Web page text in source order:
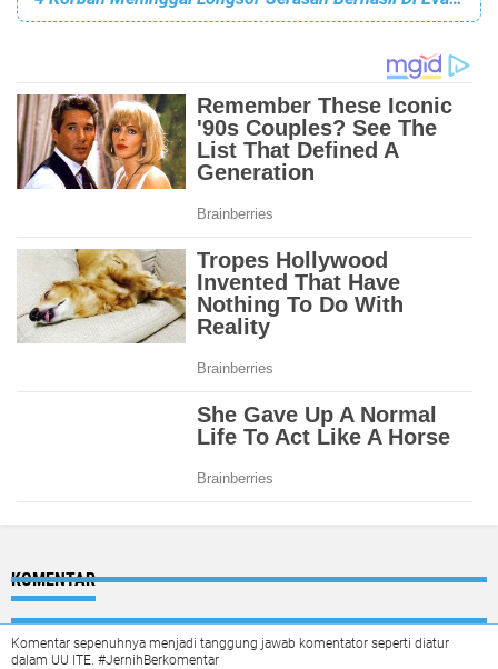
KOMENTAR
Komentar sepenuhnya menjadi tanggung jawab komentator seperti diatur
dalam UU ITE. #JernihBerkomentar